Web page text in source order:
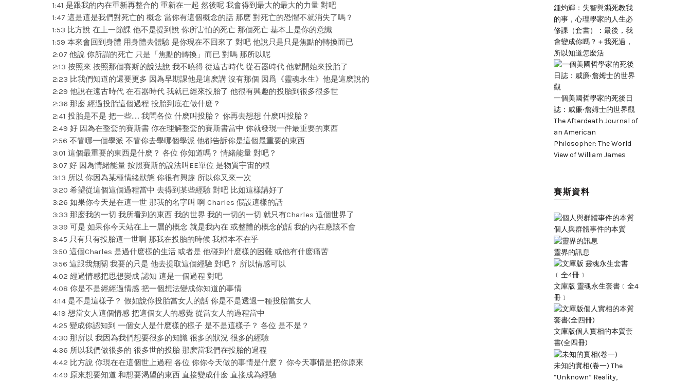
1:41 是跟我的內在重新再整合的 重新在一起 然後呢 我會得到最大的最大的力量 對吧
1:47 這是這是我們對死亡的 概念 當你有這個概念的話 那麽 對死亡的恐懼不就消失了嗎？
1:53 比方說 在上一節課 他不是提到說 你所害怕的死亡 那個死亡 基本上是你的意識
1:59 本來會回到身體 用身體去體驗 是你現在不回來了 對吧 他說只是只是焦點的轉換而已
2:07 他說 你所謂的死亡 只是「焦點的轉換」而已 對嗎 那所以呢
2:13 按照來 按照那個賽斯的說法說 我不曉得 從遠古時代 從石器時代 他就開始來投胎了
2:23 比我們知道的還要更多 因為早期課他是這麽講 沒有那個 因爲《靈魂永生》他是這麽說的
2:29 他說在遠古時代 在石器時代 我就已經來投胎了 他很有興趣的投胎到很多很多世
2:36 那麽 經過投胎這個過程 投胎到底在做什麽？
2:41 投胎是不是 把一些….. 我問各位 什麽叫投胎？ 你再去想想 什麽叫投胎？
2:49 好 因為在整套的賽斯書 你在理解整套的賽斯書當中 你就發現一件最重要的東西
2:56 不管哪一個學派 不管你去學哪個學派 他都告訴你是這個最重要的東西
3:01 這個最重要的東西是什麽？ 各位 你知道嗎？ 情緒能量 對吧？
3:07 好 因為情緒能量 按照賽斯的說法叫EE單位 是物質宇宙的根
3:13 所以 你因為某種情緒狀態 你很有興趣 所以你又來一次
3:20 希望從這個這個過程當中 去得到某些經驗 對吧 比如這樣講好了
3:26 如果你今天是在這一世 那我的名字叫 啊 Charles 假設這樣的話
3:33 那麽我的一切 我所看到的東西 我的世界 我的一切的一切 就只有Charles 這個世界了
3:39 可是 如果你今天站在上一層的概念 就是我內在 或整體的概念的話 我的內在應該不會
3:45 只有只有投胎這一世啊 那我在投胎的時候 我根本不在乎
3:50 這個Charles 是過什麽樣的生活 或者是 他碰到什麽樣的困難 或他有什麽痛苦
3:56 這跟我無關 我要的只是 他去提取這個經驗 對吧？ 所以情感可以
4:02 經過情感把思想變成 認知 這是一個過程 對吧
4:08 你是不是經經過情感 把一個想法變成你知道的事情
4:14 是不是這樣子？ 假如說你投胎當女人的話 你是不是透過一種投胎當女人
4:19 想當女人這個情感 把這個女人的感覺 從當女人的過程當中
4:25 變成你認知到 一個女人是什麽樣的樣子 是不是這樣子？ 各位 是不是？
4:30 那所以 我因為我們想要很多的知識 很多的狀況 很多的經驗
4:36 所以我們做很多的 很多世的投胎 那麽當我們在投胎的過程
4:42 比方說 你現在在這個世上過程 各位 你你今天做的事情是什麽？ 你今天事情是把你原來
4:49 原來想要知道 和想要渴望的東西 直接變成什麽 直接成為經驗
鍾灼輝：失智與瀕死教我
的事，心理學家的人生必
修課（套書）：最後，我
會變成你嗎？＋我死過，
所以知道怎麼活
一個美國哲學家的死後日
誌：威廉‧詹姆士的世界觀
The Afterdeath Journal of
an American
Philosopher: The World
View of William James
賽斯資料
個人與群體事件的本質
靈界的訊息
文庫版 靈魂永生套書﹝全4
冊﹞
文庫版個人實相的本質套
書(全四冊)
未知的實相(卷一) The
“Unknown” Reality,